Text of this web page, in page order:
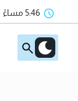
5:46 مساءً